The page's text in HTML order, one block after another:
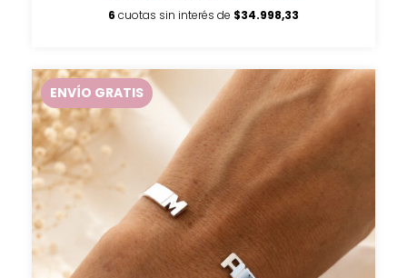
6 cuotas sin interés de $34.998,33
ENVÍO GRATIS